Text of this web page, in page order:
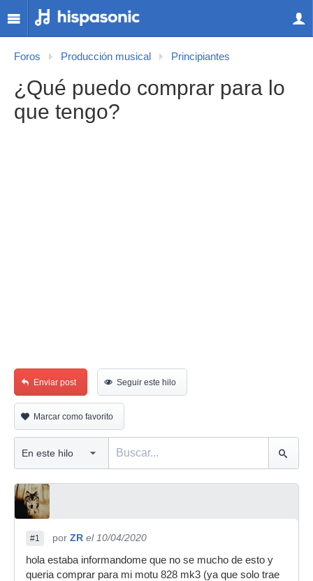
Foros Producción musical Principiantes
¿Qué puedo comprar para lo
que tengo?
Enviar post Seguir este hilo
Marcar como favorito
#1 por ZR el 10/04/2020
hola estaba informandome que no se mucho de esto y
queria comprar para mi motu 828 mk3 (ya que solo trae